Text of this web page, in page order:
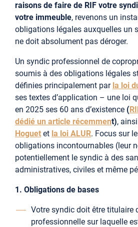
raisons de faire de RIF votre
votre immeuble, revenons un
obligations légales auxquelles un
ne doit absolument pas déroger.
Un syndic professionnel de
soumis à des obligations légales
définies principalement par la loi
ses textes d’application – une loi
en 2025 ses 60 ans d’existence (
dédié un article récemment),
Hoguet et la loi ALUR. Focus sur
obligations incontournables (leur
potentiellement le syndic à des
administratives, civiles et même
1. Obligations de bases
Votre syndic doit être titulaire
professionnelle sur laquelle